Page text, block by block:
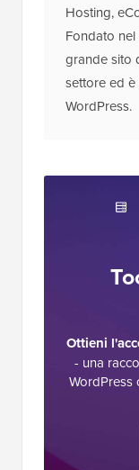
Hosting,
Fondato
grande sito
settore ed
WordPress.
Ottieni
- una